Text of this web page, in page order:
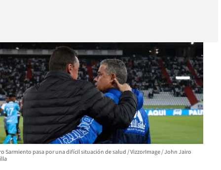
Sarmiento pasa por una difícil situación de salud / VizzorImage / John Jairo